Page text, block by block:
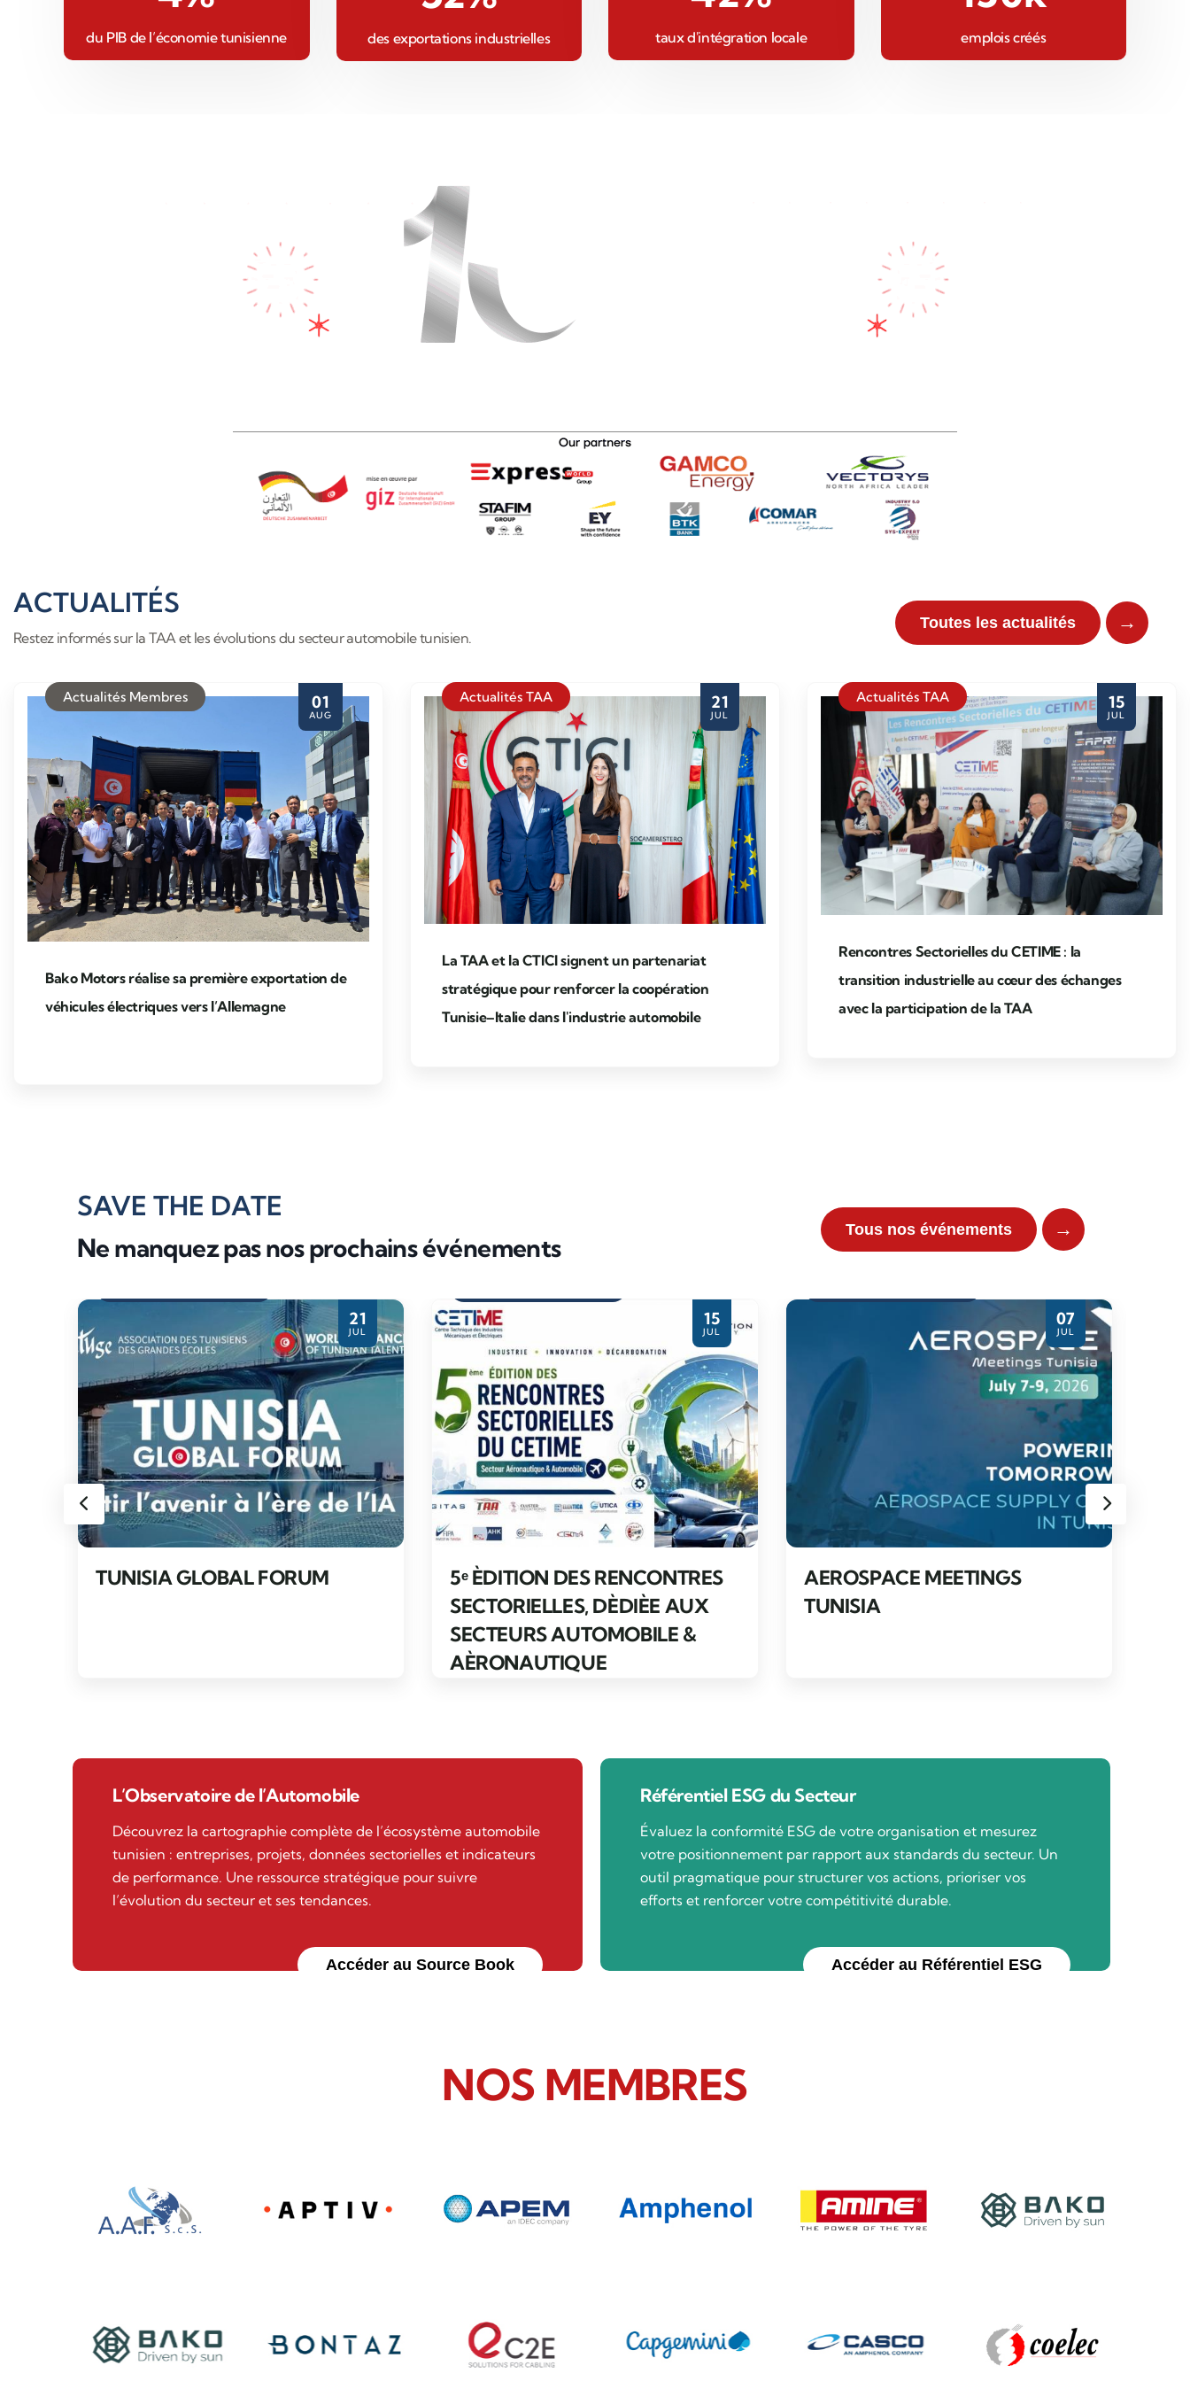
du PIB de l’économie tunisienne des exportations industrielles taux d'intégration locale emplois créés
ACTUALITÉS
Restez informés sur la TAA et les évolutions du secteur automobile tunisien.
Toutes les actualités →
01
AUG
Actualités Membres
Bako Motors réalise sa première exportation de
véhicules électriques vers l’Allemagne
21
JUL
Actualités TAA
La TAA et la CTICI signent un partenariat
stratégique pour renforcer la coopération
Tunisie–Italie dans l'industrie automobile
15
JUL
Actualités TAA
Rencontres Sectorielles du CETIME : la
transition industrielle au cœur des échanges
avec la participation de la TAA
SAVE THE DATE
Ne manquez pas nos prochains événements
Tous nos événements →
21
JUL
TUNISIA GLOBAL FORUM
15
JUL
5ᵉ ÈDITION DES RENCONTRES
SECTORIELLES, DÈDIÈE AUX
SECTEURS AUTOMOBILE &
AÈRONAUTIQUE
07
JUL
AEROSPACE MEETINGS
TUNISIA
L’Observatoire de l’Automobile
Découvrez la cartographie complète de l’écosystème automobile
tunisien : entreprises, projets, données sectorielles et indicateurs
de performance. Une ressource stratégique pour suivre
l’évolution du secteur et ses tendances.
Accéder au Source Book
Référentiel ESG du Secteur
Évaluez la conformité ESG de votre organisation et mesurez
votre positionnement par rapport aux standards du secteur. Un
outil pragmatique pour structurer vos actions, prioriser vos
efforts et renforcer votre compétitivité durable.
Accéder au Référentiel ESG
NOS MEMBRES